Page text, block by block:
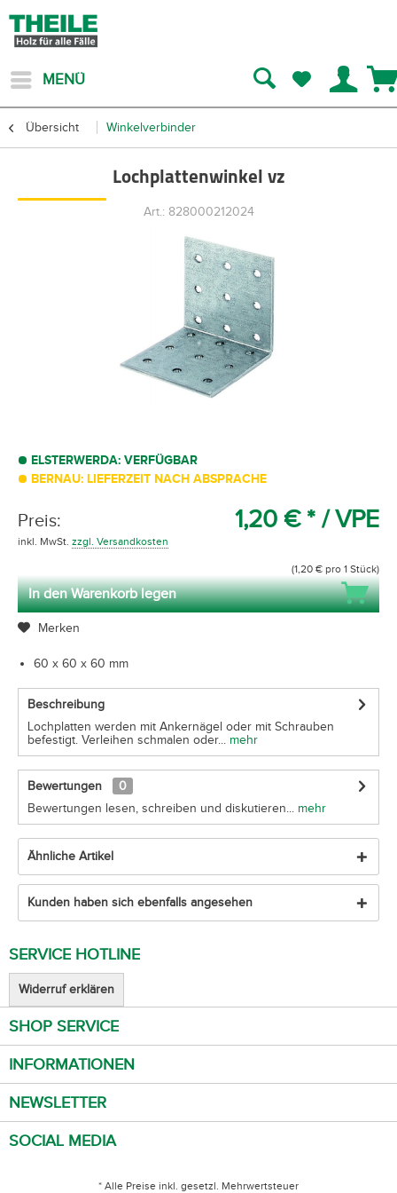
MENÜ
Übersicht Winkelverbinder
Lochplattenwinkel vz
Art.: 828000212024
ELSTERWERDA: VERFÜGBAR
BERNAU: LIEFERZEIT NACH ABSPRACHE
Preis: 1,20 € * / VPE
inkl. MwSt. zzgl. Versandkosten
(1,20 € pro 1 Stück)
In den Warenkorb legen
Merken
60 x 60 x 60 mm
Beschreibung
Lochplatten werden mit Ankernägel oder mit Schrauben
befestigt. Verleihen schmalen oder... mehr
Bewertungen
0
Bewertungen lesen, schreiben und diskutieren... mehr
Ähnliche Artikel
Kunden haben sich ebenfalls angesehen
SERVICE HOTLINE
Widerruf erklären
SHOP SERVICE
INFORMATIONEN
NEWSLETTER
SOCIAL MEDIA
* Alle Preise inkl. gesetzl. Mehrwertsteuer